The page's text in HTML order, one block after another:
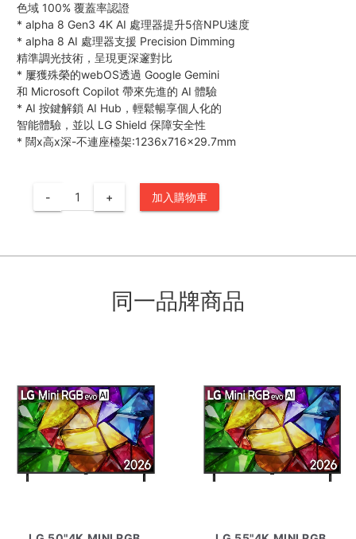
色域 100% 覆蓋率認證
* alpha 8 Gen3 4K AI 處理器提升5倍NPU速度
* alpha 8 AI 處理器支援 Precision Dimming
精準調光技術，呈現更深邃對比
* 屢獲殊榮的webOS透過 Google Gemini
和 Microsoft Copilot 帶來先進的 AI 體驗
* AI 按鍵解鎖 AI Hub，輕鬆暢享個人化的
智能體驗，並以 LG Shield 保障安全性
* 闊x高x深-不連座檯架:1236x716x29.7mm
- + 加入購物車
同一品牌商品